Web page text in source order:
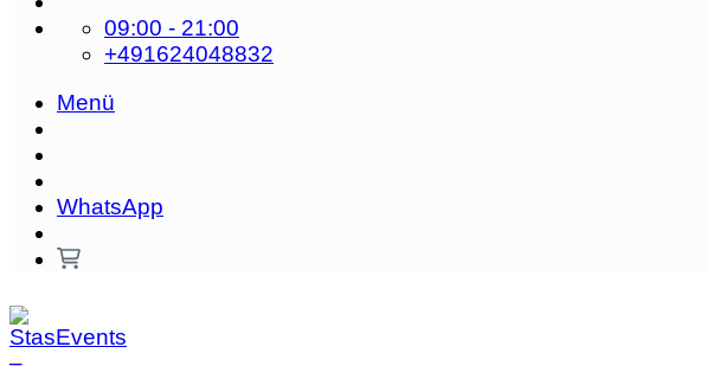
09:00 - 21:00
+491624048832‬
Menü
WhatsApp